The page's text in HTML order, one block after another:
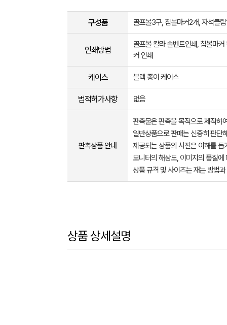
구성품 골프볼3구, 칩볼마커2개, 자석클립
인쇄방법
골프볼 칼라 솔벤트인쇄, 칩볼마
커 인쇄
케이스 블랙 종이 케이스
법적허가사항 없음
판촉상품 안내
판촉물은 판촉을 목적으로 제작하
일반상품으로 판매는 신중히 판단
제공되는 상품의 사진은 이해를
모니터의 해상도, 이미지의 품질
상품 규격 및 사이즈는 재는 방법
상품 상세설명